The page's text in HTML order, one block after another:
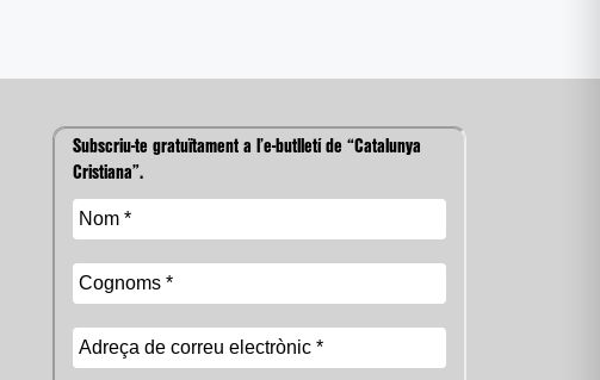
Subscriu-te gratuïtament a l’e-butlletí de “Catalunya
Cristiana”.